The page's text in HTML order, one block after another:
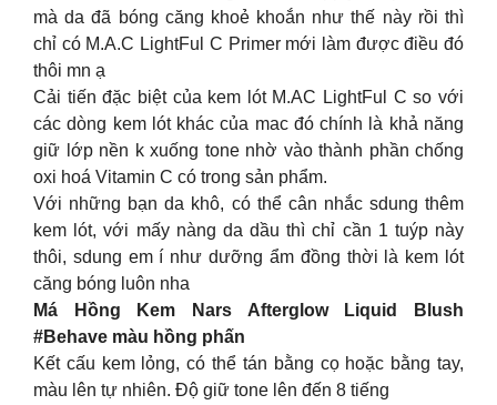
mà da đã bóng căng khoẻ khoắn như thế này rồi thì
chỉ có M.A.C LightFul C Primer mới làm được điều đó
thôi mn ạ
Cải tiến đặc biệt của kem lót M.AC LightFul C so với
các dòng kem lót khác của mac đó chính là khả năng
giữ lớp nền k xuống tone nhờ vào thành phần chống
oxi hoá Vitamin C có trong sản phẩm.
Với những bạn da khô, có thể cân nhắc sdung thêm
kem lót, với mấy nàng da dầu thì chỉ cần 1 tuýp này
thôi, sdung em í như dưỡng ẩm đồng thời là kem lót
căng bóng luôn nha
Má Hồng Kem Nars Afterglow Liquid Blush
#Behave màu hồng phấn
Kết cấu kem lỏng, có thể tán bằng cọ hoặc bằng tay,
màu lên tự nhiên. Độ giữ tone lên đến 8 tiếng